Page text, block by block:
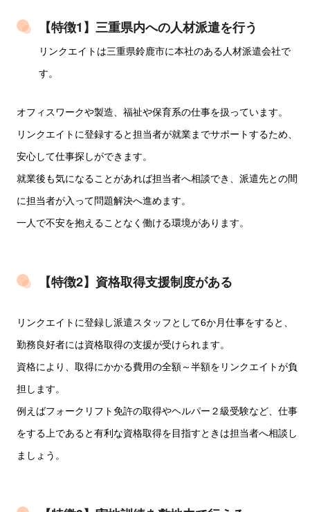
【特徴1】三重県内への人材派遣を行う
リンクエイトは三重県鈴鹿市に本社のある人材派遣会社で
す。
オフィスワークや製造、福祉や保育系の仕事を扱っています。
リンクエイトに登録すると担当者が就業までサポートするため、
安心して仕事探しができます。
就業後も気になることがあれば担当者へ相談でき、派遣先との間
に担当者が入って問題解決へ進めます。
一人で不安を抱えることなく働ける環境があります。
【特徴2】資格取得支援制度がある
リンクエイトに登録し派遣スタッフとして6か月仕事をすると、
勤務良好者には資格取得の支援が受けられます。
資格により、取得にかかる費用の全額～半額をリンクエイトが負
担します。
例えばフォークリフト免許の取得やヘルパー２級受験など、仕事
をする上であると有利な資格取得を目指すときは担当者へ相談し
ましょう。